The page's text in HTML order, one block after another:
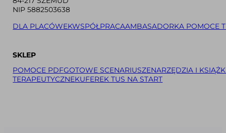
NIP 5882503638
DLA PLACÓWEKWSPÓŁPRACAAMBASADORKA POMOCE
SKLEP
POMOCE PDFGOTOWE SCENARIUSZENARZĘDZIA I
TERAPEUTYCZNEKUFEREK TUS NA START